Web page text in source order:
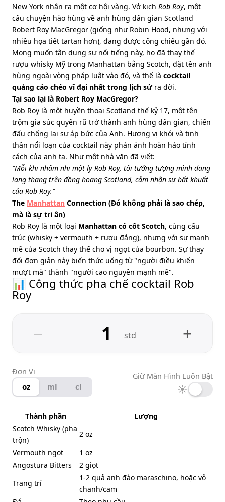
New York nhận ra một cơ hội vàng. Vở kịch Rob Roy, một
câu chuyện hào hùng về anh hùng dân gian Scotland
Robert Roy MacGregor (giống như Robin Hood, nhưng với
nhiều họa tiết tartan hơn), đang được công chiếu gần đó.
Mong muốn tận dụng sự nổi tiếng này, họ đã thay thế
rượu whisky Mỹ trong Manhattan bằng Scotch, đặt tên anh
hùng ngoài vòng pháp luật vào đó, và thế là cocktail
quảng cáo chéo vĩ đại nhất trong lịch sửra đời.
Tại sao lại là Robert Roy MacGregor?
Rob Roy là một huyền thoại Scotland thế kỷ 17, một tên
trộm gia súc quyến rũ trở thành anh hùng dân gian, chiến
đấu chống lại sự áp bức của Anh. Hương vị khói và tinh
thần nổi loạn của cocktail này phản ánh hoàn hảo tính
cách của anh ta. Như một nhà văn đã viết:
"Mỗi khi nhâm nhi một ly Rob Roy, tôi tưởng tượng mình đang
lang thang trên đồng hoang Scotland, cảm nhận sự bất khuất
của Rob Roy."
The Manhattan Connection (Đó không phải là sao chép,
mà là sự tri ân)
Rob Roy là một loại Manhattan có cốt Scotch, cùng cấu
trúc (whisky + vermouth + rượu đắng), nhưng với sự mạnh
mẽ của Scotch thay thế cho vị ngọt của bourbon. Sự thay
đổi đơn giản này biến thức uống từ "người điều khiển
mượt mà" thành "người cao nguyên mạnh mẽ".
📊 Công thức pha chế cocktail Rob
Roy
− std +
Đơn Vị
oz ml cl
Giữ Màn Hình Luôn Bật
☀
Thành phần
Lượng
Scotch Whisky (pha
trộn)
2 oz
Vermouth ngọt
1 oz
Angostura Bitters
2 giọt
Trang trí
1-2 quả anh đào maraschino, hoặc vỏ
chanh/cam